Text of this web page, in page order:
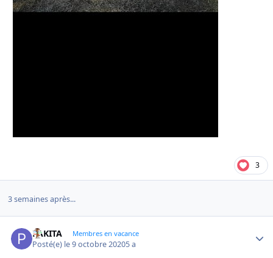
3
3 semaines après...
PAKITA Membres en vacance
Posté(e) le 9 octobre 20205 a